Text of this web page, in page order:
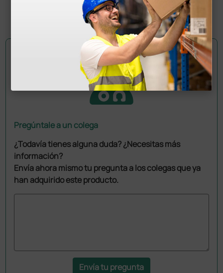
1 par
Pregúntale a un colega
¿Todavía tienes alguna duda? ¿Necesitas más
información?
Envía ahora mismo tu pregunta a los colegas que ya
han adquirido este producto.
Envía tu pregunta